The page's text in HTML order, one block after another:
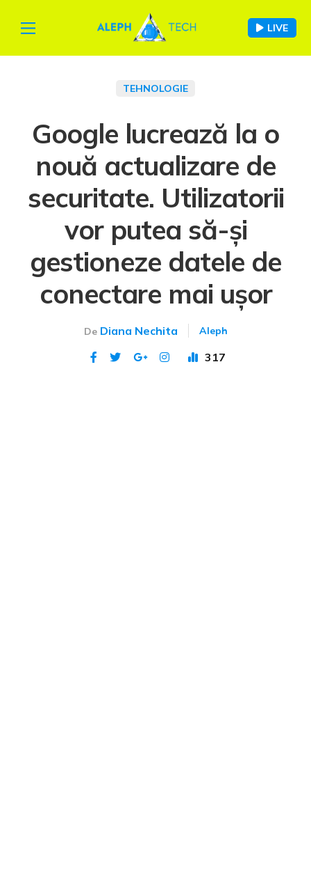
LIVE
TEHNOLOGIE
Google lucrează la o
nouă actualizare de
securitate. Utilizatorii
vor putea să-și
gestioneze datele de
conectare mai ușor
De Diana Nechita Aleph
317